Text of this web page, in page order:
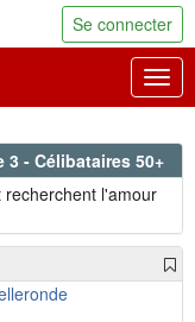
Se connecter
3 - Célibataires 50+
recherchent l'amour